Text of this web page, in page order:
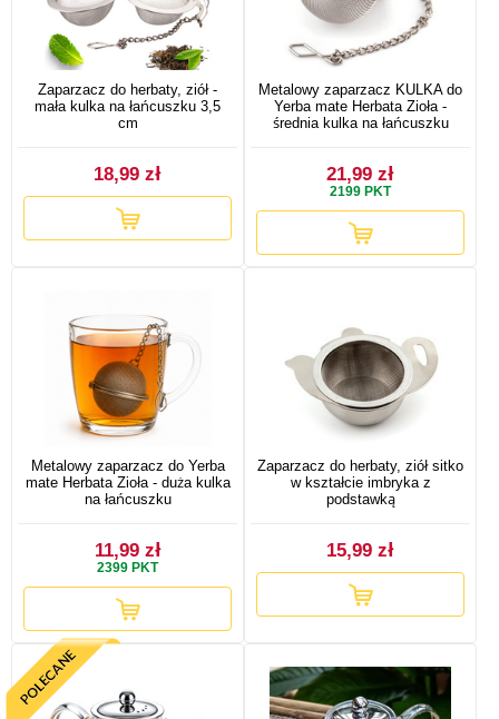
Zaparzacz do herbaty, ziół -
mała kulka na łańcuszku 3,5
cm
18,99 zł
Metalowy zaparzacz KULKA do
Yerba mate Herbata Zioła -
średnia kulka na łańcuszku
21,99 zł
2199 PKT
Metalowy zaparzacz do Yerba
mate Herbata Zioła - duża kulka
na łańcuszku
11,99 zł
2399 PKT
Zaparzacz do herbaty, ziół sitko
w kształcie imbryka z
podstawką
15,99 zł